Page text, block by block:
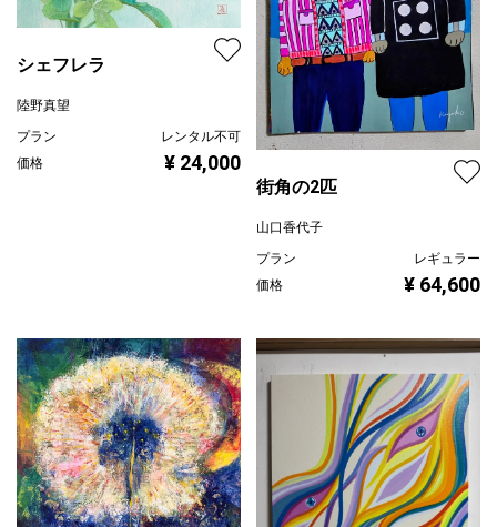
シェフレラ
陸野真望
プラン
レンタル不可
価格
¥ 24,000
街角の2匹
山口香代子
プラン
レギュラー
価格
¥ 64,600